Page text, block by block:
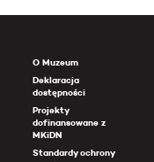
O Muzeum
Deklaracja
dostępności
Projekty
dofinansowane z
MKiDN
Standardy ochrony